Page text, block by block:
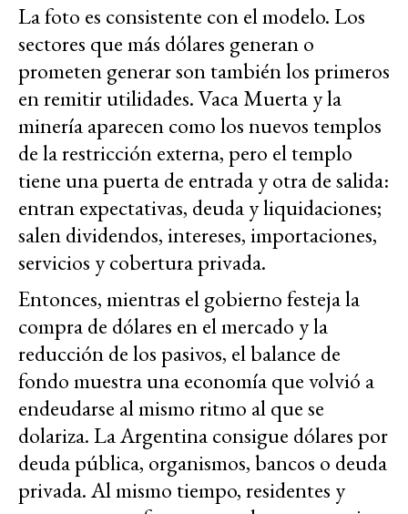
La foto es consistente con el modelo. Los
sectores que más dólares generan o
prometen generar son también los primeros
en remitir utilidades. Vaca Muerta y la
minería aparecen como los nuevos templos
de la restricción externa, pero el templo
tiene una puerta de entrada y otra de salida:
entran expectativas, deuda y liquidaciones;
salen dividendos, intereses, importaciones,
servicios y cobertura privada.
Entonces, mientras el gobierno festeja la
compra de dólares en el mercado y la
reducción de los pasivos, el balance de
fondo muestra una economía que volvió a
endeudarse al mismo ritmo al que se
dolariza. La Argentina consigue dólares por
deuda pública, organismos, bancos o deuda
privada. Al mismo tiempo, residentes y